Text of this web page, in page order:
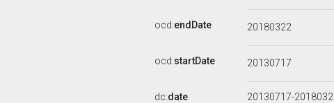
ocd:endDate 20180322
ocd:startDate 20130717
dc:date 20130717-